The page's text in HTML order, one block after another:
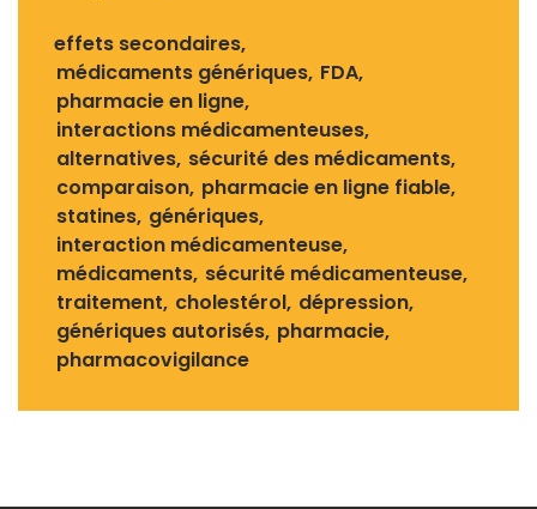
effets secondaires
médicaments génériques FDA
pharmacie en ligne
interactions médicamenteuses
alternatives sécurité des médicaments
comparaison pharmacie en ligne fiable
statines génériques
interaction médicamenteuse
médicaments sécurité médicamenteuse
traitement cholestérol dépression
génériques autorisés pharmacie
pharmacovigilance